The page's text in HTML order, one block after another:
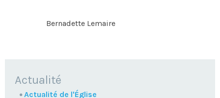
​​​​​​​Bernadette Lemaire
NAVIGATION
Actualité
Actualité de l'Église